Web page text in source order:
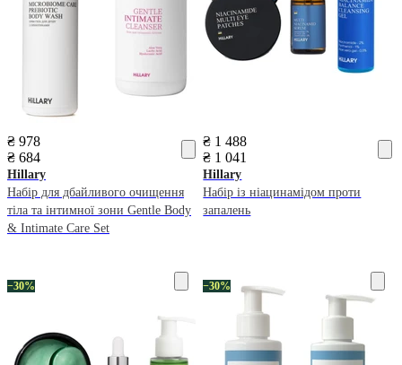
₴ 978
₴ 684
Hillary
Набір для дбайливого очищення
тіла та інтимної зони Gentle Body
& Intimate Care Set
₴ 1 488
₴ 1 041
Hillary
Набір із ніацинамідом проти
запалень
−30% −30%